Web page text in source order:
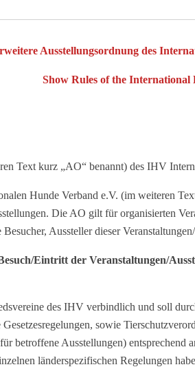
Ausstellungsordnung des
Show Rules of the International
Text kurz „AO“ benannt) des IHV
Hunde Verband e.V. (im weiteren
Die AO gilt für organisierten
Aussteller dieser
Eintritt der Veranstaltungen/
des IHV verbindlich und soll
sowie
betroffene Ausstellungen) entsprechend
länderspezifischen Regelungen